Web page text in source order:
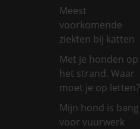
Meest
voorkomende
ziekten bij katten
Met je honden op
het strand. Waar
moet je op letten?
Mijn hond is bang
voor vuurwerk